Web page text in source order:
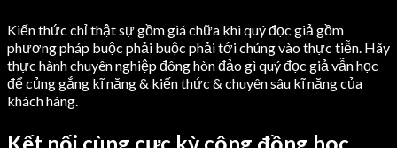
Kiến thức chỉ thật sự gồm giá chữa khi quý đọc giả gồm
phương pháp buộc phải buộc phải tới chúng vào thực tiễn. Hãy
thực hành chuyên nghiệp đông hòn đảo gì quý đọc giả vẫn học
để củng gắng kĩ năng & kiến thức & chuyên sâu kĩ năng của
khách hàng.